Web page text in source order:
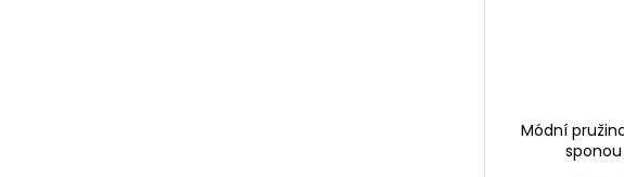
Módní
sponou